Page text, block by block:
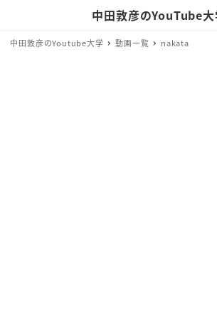
中田敦彦のYouTube
中田敦彦のYoutube大学 動画一覧 nakata